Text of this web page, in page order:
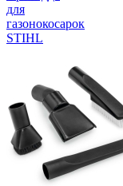
для
газонокосарок
STIHL